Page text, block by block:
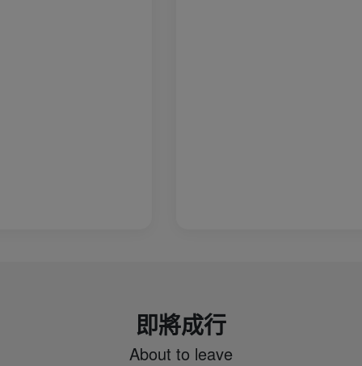
即將成行
About to leave